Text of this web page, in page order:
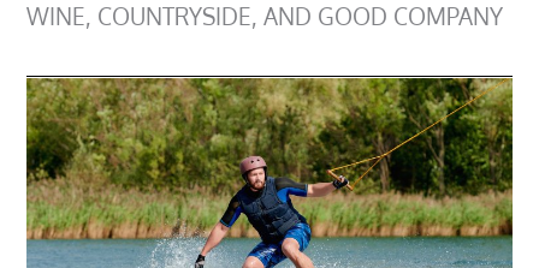
WINE, COUNTRYSIDE, AND GOOD COMPANY